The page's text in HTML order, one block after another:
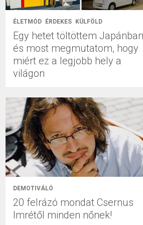
ÉLETMÓD ÉRDEKES KÜLFÖLD
Egy hetet töltöttem Japánban
és most megmutatom, hogy
miért ez a legjobb hely a
világon
DEMOTIVÁLÓ
20 felrázó mondat Csernus
Imrétől minden nőnek!